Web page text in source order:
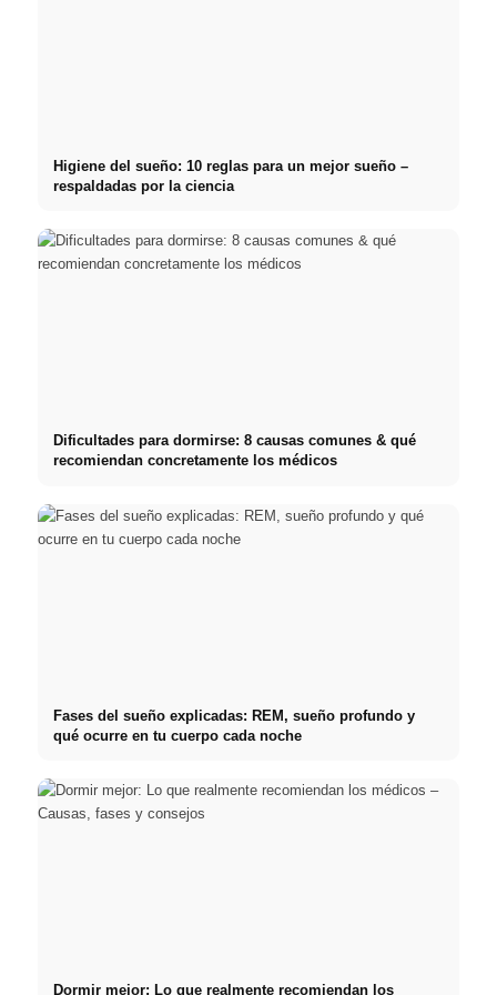
Higiene del sueño: 10 reglas para un mejor sueño –
respaldadas por la ciencia
Dificultades para dormirse: 8 causas comunes & qué
recomiendan concretamente los médicos
Fases del sueño explicadas: REM, sueño profundo y
qué ocurre en tu cuerpo cada noche
Dormir mejor: Lo que realmente recomiendan los